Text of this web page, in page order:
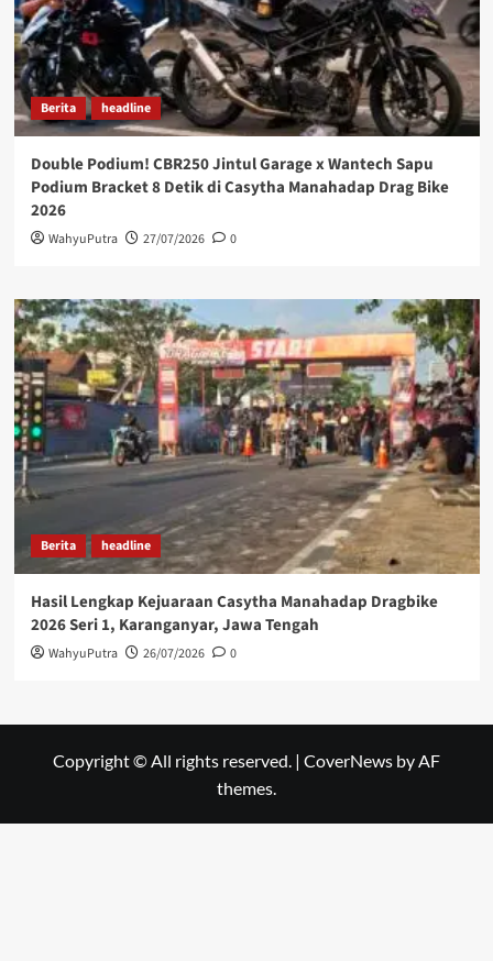
Berita headline
Double Podium! CBR250 Jintul Garage x Wantech Sapu
Podium Bracket 8 Detik di Casytha Manahadap Drag Bike
2026
WahyuPutra 27/07/2026 0
Berita headline
Hasil Lengkap Kejuaraan Casytha Manahadap Dragbike
2026 Seri 1, Karanganyar, Jawa Tengah
WahyuPutra 26/07/2026 0
Copyright © All rights reserved. | CoverNews by AF
themes.